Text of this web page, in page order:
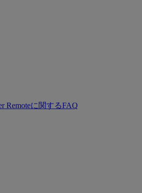
Remoteに関するFAQ